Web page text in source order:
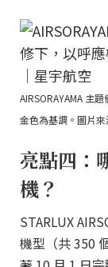
AIRSORAYAMA 主
金色為基調。圖片
亮點四：
機？
STARLUX
機型（共 350